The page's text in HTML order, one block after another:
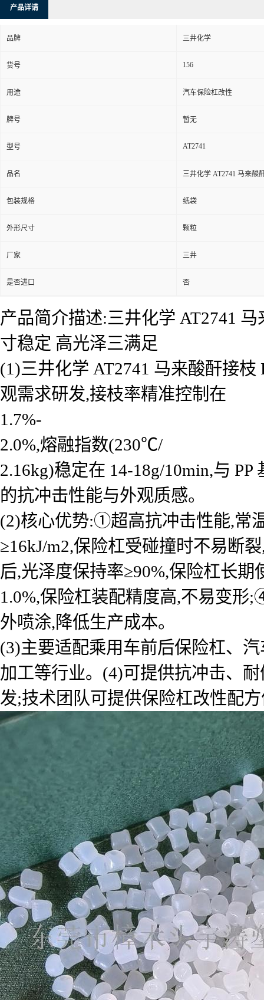
产品详请
品牌 三井化学
货号 156
用途 汽车保险杠改性
牌号 暂无
型号 AT2741
品名 三井化学 AT2741 马来酸
包装规格 纸袋
外形尺寸 颗粒
厂家 三井
是否进口 否
产品简介描述:三井化学 AT2741
寸稳定 高光泽三满足
(1)三井化学 AT2741 马来酸酐接
观需求研发,接枝率精准控制在
1.7%-
2.0%,熔融指数(230℃/
2.16kg)稳定在 14-18g/10min,与
的抗冲击性能与外观质感。
(2)核心优势:①超高抗冲击性能,常
≥16kJ/m2,保险杠受碰撞时不易断
后,光泽度保持率≥90%,保险杠长
1.0%,保险杠装配精度高,不易变形
外喷涂,降低生产成本。
(3)主要适配乘用车前后保险杠、
加工等行业。(4)可提供抗冲击、
发;技术团队可提供保险杠改性配